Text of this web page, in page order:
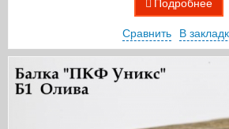
Сравнить В